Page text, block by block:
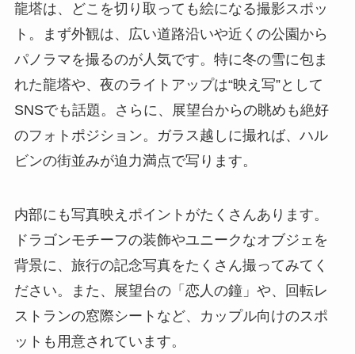
龍塔は、どこを切り取っても絵になる撮影スポッ
ト。まず外観は、広い道路沿いや近くの公園から
パノラマを撮るのが人気です。特に冬の雪に包ま
れた龍塔や、夜のライトアップは“映え写”として
SNSでも話題。さらに、展望台からの眺めも絶好
のフォトポジション。ガラス越しに撮れば、ハル
ビンの街並みが迫力満点で写ります。
内部にも写真映えポイントがたくさんあります。
ドラゴンモチーフの装飾やユニークなオブジェを
背景に、旅行の記念写真をたくさん撮ってみてく
ださい。また、展望台の「恋人の鐘」や、回転レ
ストランの窓際シートなど、カップル向けのスポ
ットも用意されています。